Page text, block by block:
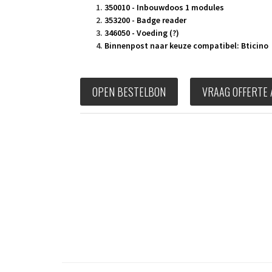
350010 - Inbouwdoos 1 modules
353200 - Badge reader
346050 - Voeding (?)
Binnenpost naar keuze compatibel: Bticino
OPEN BESTELBON VRAAG OFFERTE